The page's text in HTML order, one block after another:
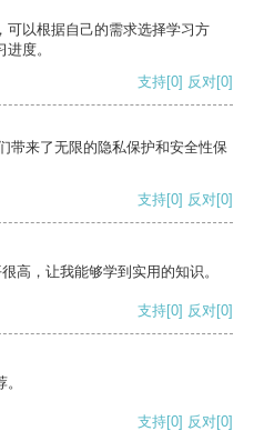
可以根据自己的需求选择学习方
度。
支持[0] 反对[0]
带来了无限的隐私保护和安全性保
支持[0] 反对[0]
高，让我能够学到实用的知识。
支持[0] 反对[0]
支持[0] 反对[0]